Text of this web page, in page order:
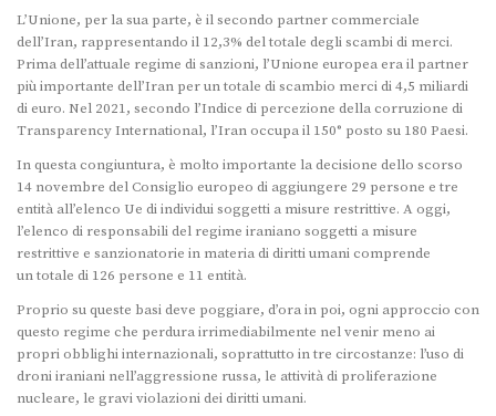
L’Unione, per la sua parte, è il secondo partner commerciale
dell’Iran, rappresentando il 12,3% del totale degli scambi di merci.
Prima dell’attuale regime di sanzioni, l’Unione europea era il partner
più importante dell’Iran per un totale di scambio merci di 4,5 miliardi
di euro. Nel 2021, secondo l’Indice di percezione della corruzione di
Transparency International, l’Iran occupa il 150° posto su 180 Paesi.
In questa congiuntura, è molto importante la decisione dello scorso
14 novembre del Consiglio europeo di aggiungere 29 persone e tre
entità all’elenco Ue di individui soggetti a misure restrittive. A oggi,
l’elenco di responsabili del regime iraniano soggetti a misure
restrittive e sanzionatorie in materia di diritti umani comprende
un totale di 126 persone e 11 entità.
Proprio su queste basi deve poggiare, d’ora in poi, ogni approccio con
questo regime che perdura irrimediabilmente nel venir meno ai
propri obblighi internazionali, soprattutto in tre circostanze: l’uso di
droni iraniani nell’aggressione russa, le attività di proliferazione
nucleare, le gravi violazioni dei diritti umani.